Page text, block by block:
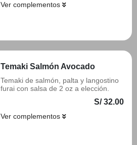
Ver complementos
Temaki Salmón Avocado
Temaki de salmón, palta y langostino
furai con salsa de 2 oz a elección.
S/ 32.00
Ver complementos